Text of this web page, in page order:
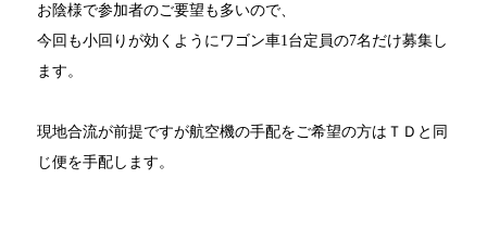
お陰様で参加者のご要望も多いので、
今回も小回りが効くようにワゴン車1台定員の7名だけ募集し
ます。
現地合流が前提ですが航空機の手配をご希望の方はＴＤと同
じ便を手配します。